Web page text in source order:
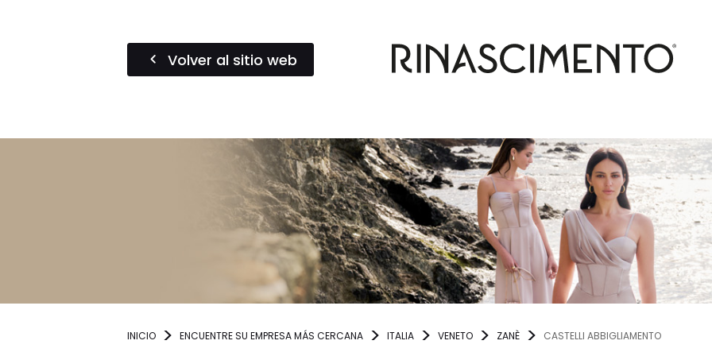
Volver al sitio web
INICIO ENCUENTRE SU EMPRESA MÁS CERCANA ITALIA VENETO ZANÈ CASTELLI ABBIGLIAMENTO